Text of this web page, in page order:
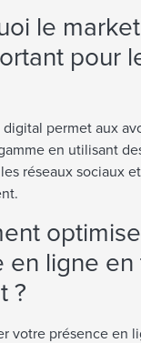
le
pour
permet aux
en utilisant
réseaux sociaux
en ligne en
?
votre présence en